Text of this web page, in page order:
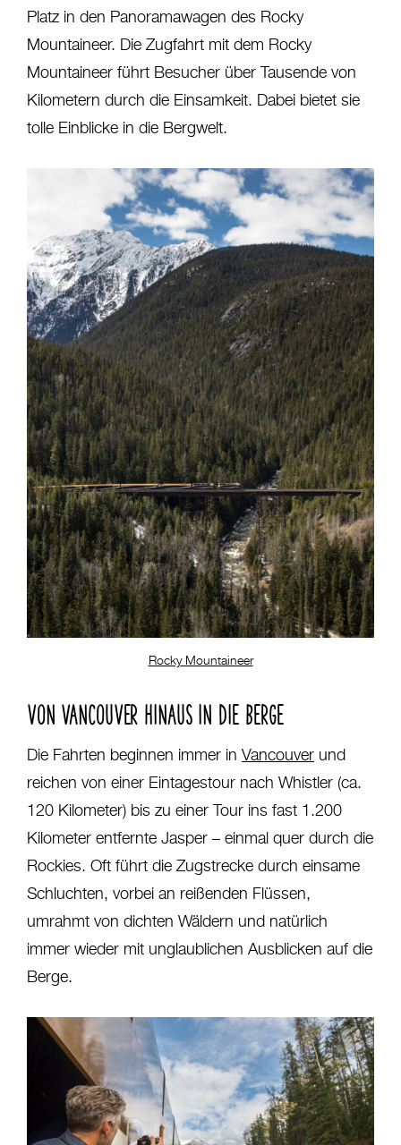
Platz in den Panoramawagen des Rocky
Mountaineer. Die Zugfahrt mit dem Rocky
Mountaineer führt Besucher über Tausende von
Kilometern durch die Einsamkeit. Dabei bietet sie
tolle Einblicke in die Bergwelt.
Rocky Mountaineer
VON VANCOUVER HINAUS IN DIE BERGE
Die Fahrten beginnen immer in Vancouver und
reichen von einer Eintagestour nach Whistler (ca.
120 Kilometer) bis zu einer Tour ins fast 1.200
Kilometer entfernte Jasper – einmal quer durch die
Rockies. Oft führt die Zugstrecke durch einsame
Schluchten, vorbei an reißenden Flüssen,
umrahmt von dichten Wäldern und natürlich
immer wieder mit unglaublichen Ausblicken auf die
Berge.